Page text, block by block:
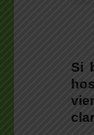
Si